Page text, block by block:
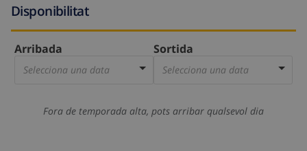
Disponibilitat
Arribada
Selecciona una data
Sortida
Selecciona una data
Fora de temporada alta, pots arribar qualsevol dia